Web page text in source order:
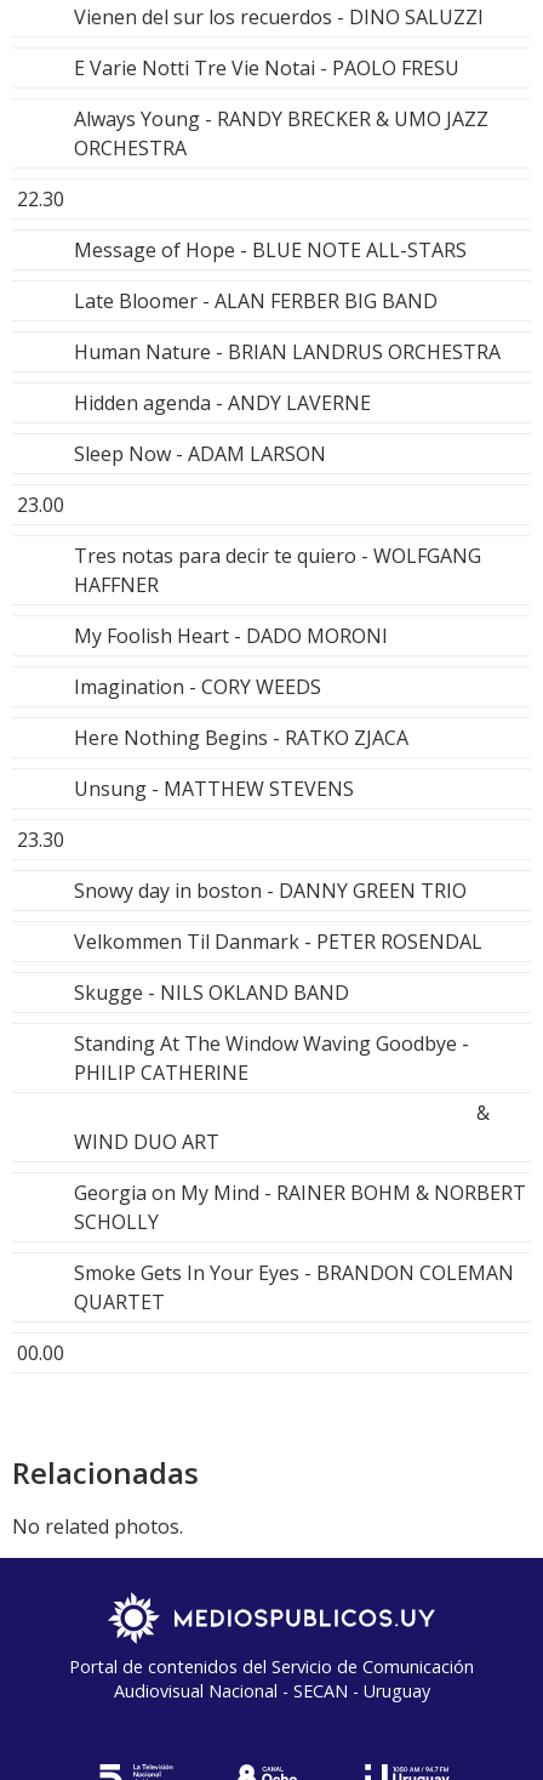
Vienen del sur los recuerdos - DINO SALUZZI
E Varie Notti Tre Vie Notai - PAOLO FRESU
Always Young - RANDY BRECKER & UMO JAZZ
ORCHESTRA
22.30
Message of Hope - BLUE NOTE ALL-STARS
Late Bloomer - ALAN FERBER BIG BAND
Human Nature - BRIAN LANDRUS ORCHESTRA
Hidden agenda - ANDY LAVERNE
Sleep Now - ADAM LARSON
23.00
Tres notas para decir te quiero - WOLFGANG
HAFFNER
My Foolish Heart - DADO MORONI
Imagination - CORY WEEDS
Here Nothing Begins - RATKO ZJACA
Unsung - MATTHEW STEVENS
23.30
Snowy day in boston - DANNY GREEN TRIO
Velkommen Til Danmark - PETER ROSENDAL
Skugge - NILS OKLAND BAND
Standing At The Window Waving Goodbye -
PHILIP CATHERINE
&
WIND DUO ART
Georgia on My Mind - RAINER BOHM & NORBERT
SCHOLLY
Smoke Gets In Your Eyes - BRANDON COLEMAN
QUARTET
00.00
Relacionadas
No related photos.
Portal de contenidos del Servicio de Comunicación
Audiovisual Nacional - SECAN - Uruguay